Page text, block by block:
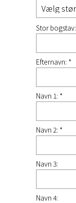
Stor
Efternavn: *
Navn 1: *
Navn 2: *
Navn 3:
Navn 4: